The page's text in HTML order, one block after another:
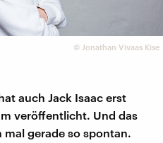
© Jonathan Vivaas Kise
auch Jack Isaac erst
veröffentlicht. Und das
gerade so spontan.